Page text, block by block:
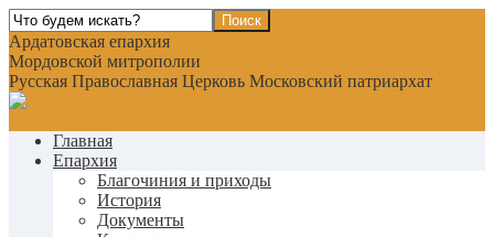
Ардатовская епархия
Мордовской митрополии
Русская Православная Церковь Московский патриархат
Главная
Епархия
Благочиния и приходы
История
Документы